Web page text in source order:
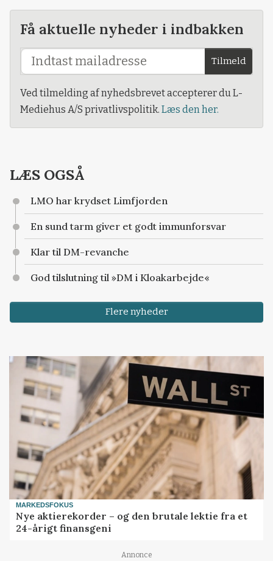
Få aktuelle nyheder i indbakken
Tilmeld
Ved tilmelding af nyhedsbrevet accepterer du L-
Mediehus A/S privatlivspolitik. Læs den her.
LÆS OGSÅ
LMO har krydset Limfjorden
En sund tarm giver et godt immunforsvar
Klar til DM-revanche
God tilslutning til »DM i Kloakarbejde«
Flere nyheder
MARKEDSFOKUS
Nye aktierekorder – og den brutale lektie fra et
24-årigt finansgeni
Annonce